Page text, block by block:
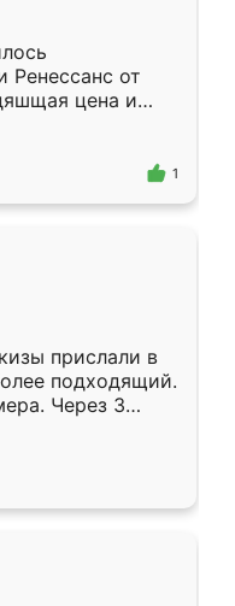
Ренессанс от
цена и
Приехавший
самый
1
прислали в
подходящий.
Через 3
Остались
Ренессанс